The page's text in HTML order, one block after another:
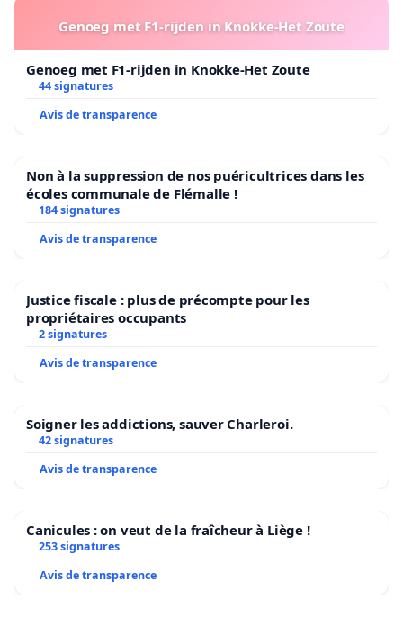
Genoeg met F1-rijden in Knokke-Het Zoute
Genoeg met F1-rijden in Knokke-Het Zoute
44 signatures
Avis de transparence
Non à la suppression de nos puéricultrices dans les
écoles communale de Flémalle !
184 signatures
Avis de transparence
Justice fiscale : plus de précompte pour les
propriétaires occupants
2 signatures
Avis de transparence
Soigner les addictions, sauver Charleroi.
42 signatures
Avis de transparence
Canicules : on veut de la fraîcheur à Liège !
253 signatures
Avis de transparence